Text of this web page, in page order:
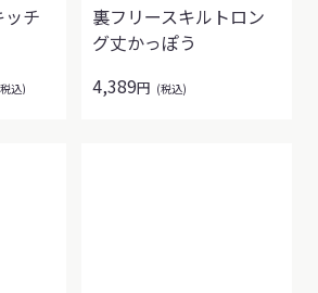
チ
込)
裏フリースキルトロン
グ丈かっぽう
4,389円 (税込)